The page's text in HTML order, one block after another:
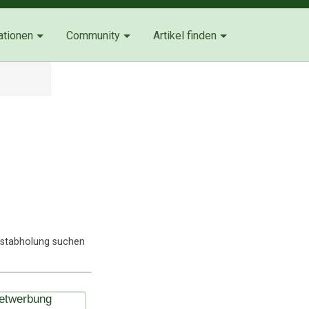
Community Artikel finden
suchen